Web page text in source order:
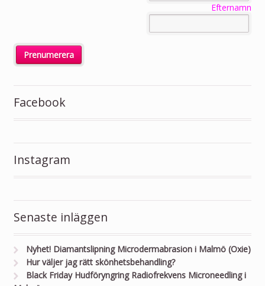
Efternamn
Facebook
Instagram
Senaste inläggen
Nyhet! Diamantslipning Microdermabrasion i Malmö (Oxie)
Hur väljer jag rätt skönhetsbehandling?
Black Friday Hudföryngring Radiofrekvens Microneedling i